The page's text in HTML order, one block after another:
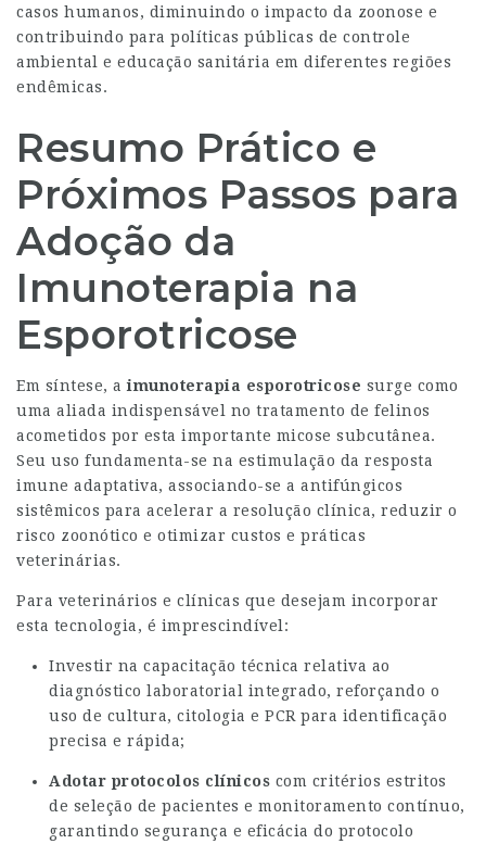
casos humanos, diminuindo o impacto da zoonose e
contribuindo para políticas públicas de controle
ambiental e educação sanitária em diferentes regiões
endêmicas.
Resumo Prático e
Próximos Passos para
Adoção da
Imunoterapia na
Esporotricose
Em síntese, aimunoterapia esporotricose surge como
uma aliada indispensável no tratamento de felinos
acometidos por esta importante micose subcutânea.
Seu uso fundamenta-se na estimulação da resposta
imune adaptativa, associando-se a antifúngicos
sistêmicos para acelerar a resolução clínica, reduzir o
risco zoonótico e otimizar custos e práticas
veterinárias.
Para veterinários e clínicas que desejam incorporar
esta tecnologia, é imprescindível:
Investir na capacitação técnica relativa ao
diagnóstico laboratorial integrado, reforçando o
uso de cultura, citologia e PCR para identificação
precisa e rápida;
Adotar protocolos clínicos com critérios estritos
de seleção de pacientes e monitoramento contínuo,
garantindo segurança e eficácia do protocolo